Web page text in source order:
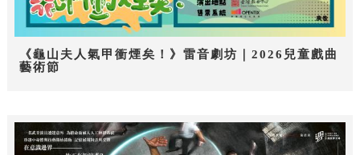
《龜山夫人氣甲衝煙矣！》雷音劇坊｜2026兒童戲曲
藝術節